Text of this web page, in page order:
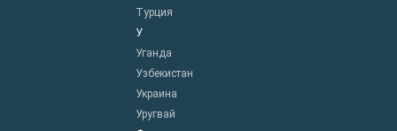
Турция
У
Уганда
Узбекистан
Украина
Уругвай